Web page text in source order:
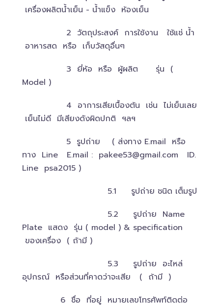
เครื่องผลิตน้ำเย็น - น้ำแข็ง ห้องเย็น
2 วัตถุประสงค์ การใช้งาน ใช้แช่ น้ำ
อาหารสด หรือ เก็บวัสดุอื่นๆ
3 ยี่ห้อ หรือ ผู้ผลิต รุ่น (
Model )
4 อาการเสียเบื้องต้น เช่น ไม่เย็นเลย
เย็นไม่ดี มีเสียงดังผิดปกติ ฯลฯ
5 รูปถ่าย ( ส่งทาง E.mail หรือ
ทาง Line E.mail : pakee53@gmail.com ID.
Line psa2015 )
5.1 รูปถ่าย ชนิด เต็มรูป
5.2 รูปถ่าย Name
Plate แสดง รุ่น ( model ) & specification
ของเครื่อง ( ถ้ามี )
5.3 รูปถ่าย อะไหล่
อุปกรณ์ หรือส่วนที่คาดว่าจะเสีย ( ถ้ามี )
6 ชื่อ ที่อยู่ หมายเลขโทรศัพท์ติดต่อ